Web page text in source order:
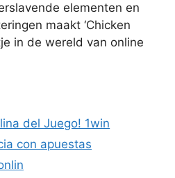
elementen en
maakt ‘Chicken
in de wereld van online
del Juego! 1win
con apuestas